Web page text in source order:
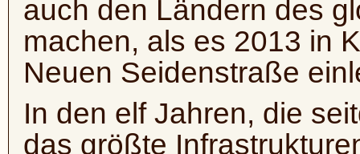
auch den Ländern des
machen, als es 2013 in
Neuen Seidenstraße
In den elf Jahren, die
das größte